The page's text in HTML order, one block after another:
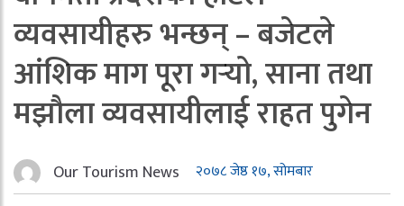
व्यवसायीहरु भन्छन् – बजेटले
आंशिक माग पूरा गर्‍यो, साना तथा
मझौला व्यवसायीलाई राहत पुगेन
Our Tourism News २०७८ जेष्ठ १७, सोमबार